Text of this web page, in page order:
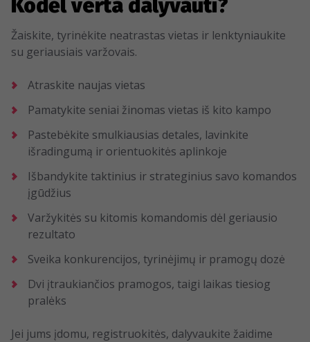
Kodėl verta dalyvauti?
Žaiskite, tyrinėkite neatrastas vietas ir lenktyniaukite
su geriausiais varžovais.
Atraskite naujas vietas
Pamatykite seniai žinomas vietas iš kito kampo
Pastebėkite smulkiausias detales, lavinkite
išradingumą ir orientuokitės aplinkoje
Išbandykite taktinius ir strateginius savo komandos
įgūdžius
Varžykitės su kitomis komandomis dėl geriausio
rezultato
Sveika konkurencijos, tyrinėjimų ir pramogų dozė
Dvi įtraukiančios pramogos, taigi laikas tiesiog
pralėks
Jei jums įdomu, registruokitės, dalyvaukite žaidime